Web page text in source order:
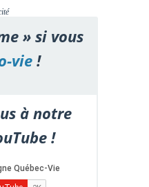
» si vous
vie!
à notre
!